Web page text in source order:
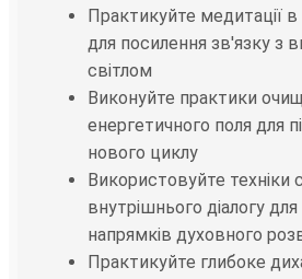
Практикуйте медитації в
для посилення зв'язку з
світлом
Виконуйте практики
енергетичного поля для
нового циклу
Використовуйте техніки
внутрішнього діалогу
напрямків духовного
Практикуйте глибоке